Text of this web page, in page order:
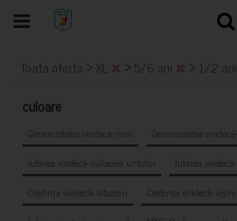
Toata oferta > XL > 5/6 ani > 1/2 ani
culoare
Generozitatea vindecă- mov
Generozitatea
Iubirea vindecă- culoarea untului
Iubirea
Credința vindecă- albastru
Credința vindecă-